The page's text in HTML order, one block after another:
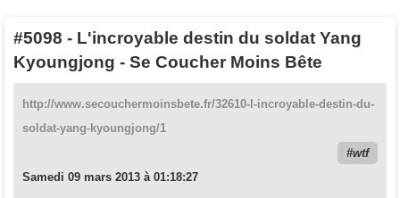
#5098 - L'incroyable destin du soldat Yang
Kyoungjong - Se Coucher Moins Bête
http://www.secouchermoinsbete.fr/32610-l-incroyable-destin-du-
soldat-yang-kyoungjong/1
wtf
Samedi 09 mars 2013 à 01:18:27